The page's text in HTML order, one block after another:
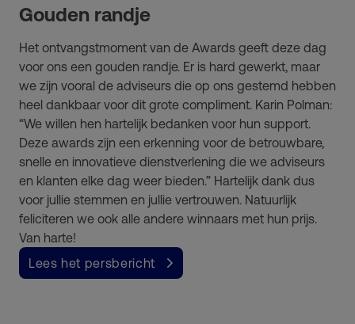
Gouden randje
Het ontvangstmoment van de Awards geeft deze dag
voor ons een gouden randje. Er is hard gewerkt, maar
we zijn vooral de adviseurs die op ons gestemd hebben
heel dankbaar voor dit grote compliment. Karin Polman:
“We willen hen hartelijk bedanken voor hun support.
Deze awards zijn een erkenning voor de betrouwbare,
snelle en innovatieve dienstverlening die we adviseurs
en klanten elke dag weer bieden.” Hartelijk dank dus
voor jullie stemmen en jullie vertrouwen. Natuurlijk
feliciteren we ook alle andere winnaars met hun prijs.
Van harte!
Lees het persbericht